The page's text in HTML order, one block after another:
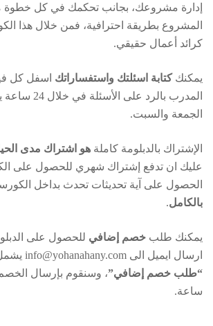
إدارة مشروعك، بجانب تحكمك في كل
المشروع بطريقة احترافية، فمن خلال هذا
كرائد أعمال حقيقي.
يمكنككتابة اسئلتك واستفساراتك اسفل كل
المدرب بالرد
الجمعة والسبت.
الإشتراك بالدبلومة كاملة هو اشتراك مدى
عليك ان تدفع إشتراك شهري للحصول على
الحصول على آية تحديثات تحدث بداخل
بالكامل.
يمكنك طلب خصم إضافي للحصول على
ارسال ايميل الى info@yohanahany.com يشمل اسمك وعنوان
“طلب خصم إضافي”
ساعة.